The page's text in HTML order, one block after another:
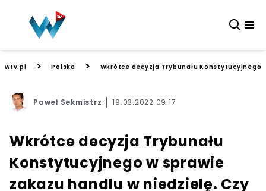
wtv.pl > Polska > Wkrótce decyzja Trybunału Konstytucyjnego
Paweł Sekmistrz 19.03.2022 09:17
Wkrótce decyzja Trybunału
Konstytucyjnego w sprawie
zakazu handlu w niedzielę. Czy